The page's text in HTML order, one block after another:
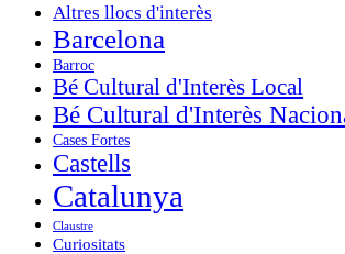
Altres llocs d'interès
Barcelona
Barroc
Bé Cultural d'Interès Local
Bé Cultural d'Interès
Cases Fortes
Castells
Catalunya
Claustre
Curiositats